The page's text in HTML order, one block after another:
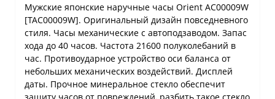
Мужские японские наручные часы Orient AC00009W
[TAC00009W]. Оригинальный дизайн повседневного
стиля. Часы механические с автоподзаводом. Запас
хода до 40 часов. Частота 21600 полуколебаний в
час. Противоударное устройство оси баланса от
небольших механических воздействий. Дисплей
даты. Прочное минеральное стекло обеспечит
защиту часов от повреждений, разбить такое стекло